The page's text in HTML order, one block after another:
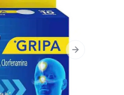
Next slide